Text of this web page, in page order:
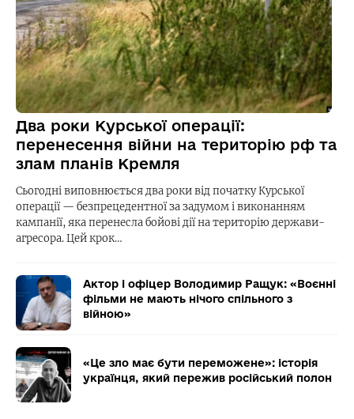
Два роки Курської операції:
перенесення війни на територію рф та
злам планів Кремля
Сьогодні виповнюється два роки від початку Курської
операції — безпрецедентної за задумом і виконанням
кампанії, яка перенесла бойові дії на територію держави-
агресора. Цей крок…
Актор і офіцер Володимир Ращук: «Воєнні
фільми не мають нічого спільного з
війною»
«Це зло має бути переможене»: історія
українця, який пережив російський полон